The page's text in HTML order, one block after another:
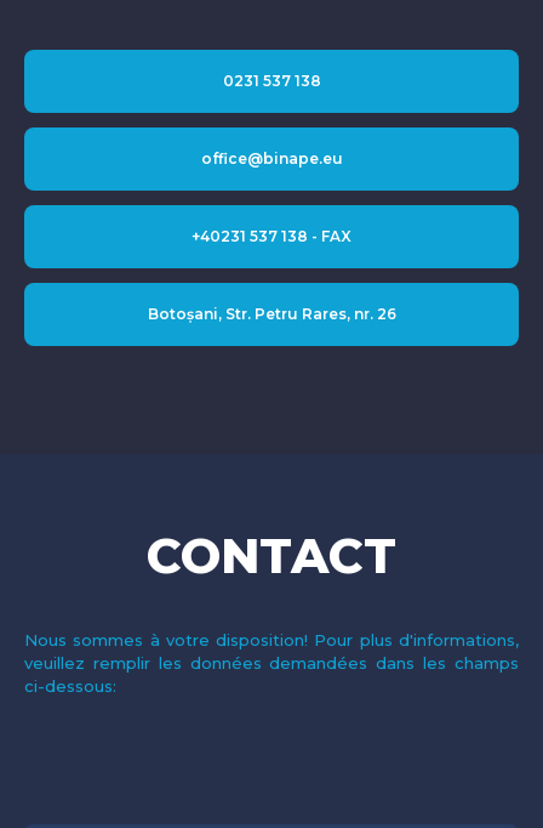
0231 537 138
office@binape.eu
+40231 537 138 - FAX
Botoșani, Str. Petru Rares, nr. 26
CONTACT
Nous sommes à votre disposition! Pour plus d'informations,
veuillez remplir les données demandées dans les champs
ci-dessous: